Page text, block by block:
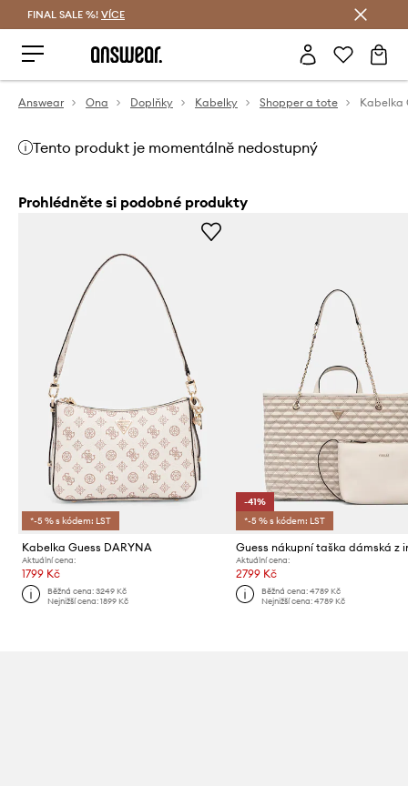
FINAL SALE %! VÍCE
Answear Ona Doplňky Kabelky Shopper a tote Kabelka
Tento produkt je momentálně nedostupný
Prohlédněte si podobné produkty
*-5 % s kódem: LST
Kabelka Guess DARYNA
Aktuální cena:
1799 Kč
Běžná cena:3249 Kč
Nejnižší cena:1899 Kč
-41%
*-5 % s kódem: LST
Aktuální cena:
2799 Kč
Běžná cena: 4789 Kč
Nejnižší cena: 4789 Kč